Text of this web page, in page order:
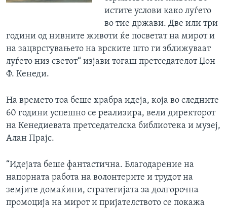
истите услови како луѓето
во тие држави. Две или три
години од нивните животи ќе посветат на мирот и
на зацврстувањето на врските што ги зближуваат
луѓето низ светот“ изјави тогаш претседателот Џон
Ф. Кенеди.
На времето тоа беше храбра идеја, која во следните
60 години успешно се реализира, вели директорот
на Кенедиевата претседателска библиотека и музеј,
Алан Прајс.
“Идејата беше фантастична. Благодарение на
напорната работа на волонтерите и трудот на
земјите домаќини, стратегијата за долгорочна
промоција на мирот и пријателството се покажа